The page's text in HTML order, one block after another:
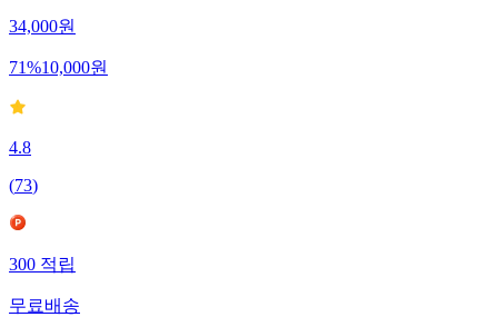
34,000원
71%10,000원
4.8
(73)
300적립
무료배송